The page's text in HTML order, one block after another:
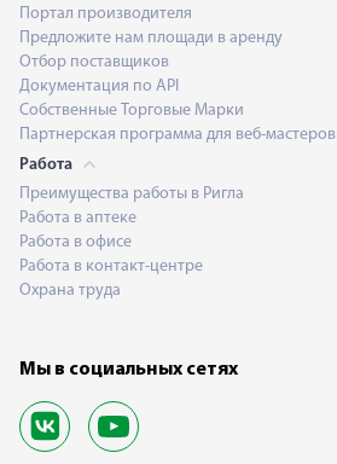
Портал производителя
Предложите нам площади в аренду
Отбор поставщиков
Документация по API
Собственные Торговые Марки
Партнерская программа для веб-мастеров
Работа
Преимущества работы в Ригла
Работа в аптеке
Работа в офисе
Работа в контакт-центре
Охрана труда
Мы в социальных сетях